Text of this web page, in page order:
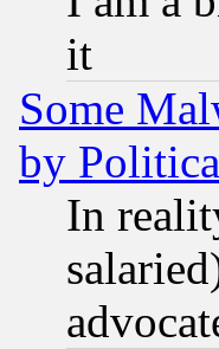
it
Some
by
In